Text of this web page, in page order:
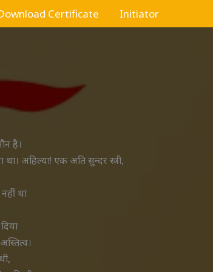
Certificate Initiator
है।
अहिल्या! एक अति सुन्दर स्त्री,
था